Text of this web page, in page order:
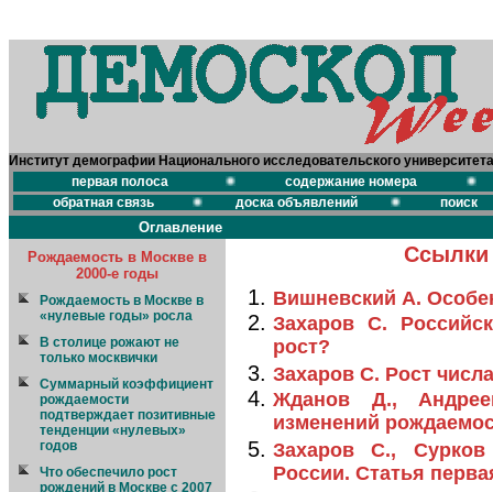
Институт демографии Национального исследовательского
первая полоса
содержание номера
обратная связь
доска объявлений поиск
Оглавление
Рождаемость в Москве в
2000-е годы
Рождаемость в Москве в
«нулевые годы» росла
В столице рожают не
только москвички
Суммарный коэффициент
рождаемости
подтверждает позитивные
тенденции «нулевых»
годов
Что обеспечило рост
рождений в Москве с 2007
Ссылки
Вишневский А.
Захаров С.
рост?
Захаров С. Рост
Жданов Д.,
изменений
Захаров С.,
России. Статья